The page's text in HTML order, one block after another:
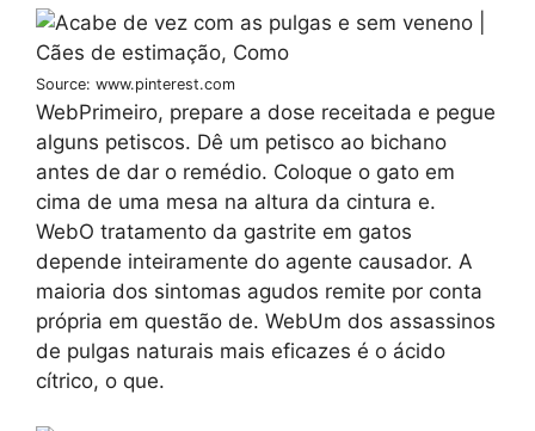
Source: www.pinterest.com
WebPrimeiro, prepare a dose receitada e pegue
alguns petiscos. Dê um petisco ao bichano
antes de dar o remédio. Coloque o gato em
cima de uma mesa na altura da cintura e.
WebO tratamento da gastrite em gatos
depende inteiramente do agente causador. A
maioria dos sintomas agudos remite por conta
própria em questão de. WebUm dos assassinos
de pulgas naturais mais eficazes é o ácido
cítrico, o que.